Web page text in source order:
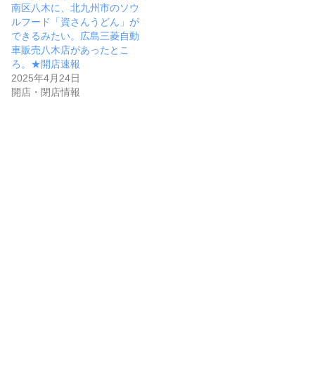
南区八木に、北九州市のソウ
ルフード「資さんうどん」が
できるみたい。広島三菱自動
車販売八木店があったとこ
ろ。★開店速報
2025年4月24日
開店・閉店情報